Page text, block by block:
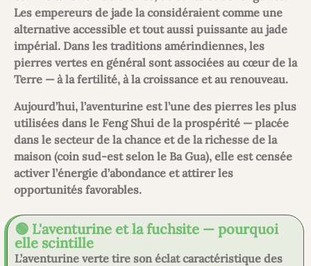
Les empereurs de jade la considéraient comme une
alternative accessible et tout aussi puissante au jade
impérial. Dans les traditions amérindiennes, les
pierres vertes en général sont associées au cœur de la
Terre — à la fertilité, à la croissance et au renouveau.
Aujourd’hui, l’aventurine est l’une des pierres les plus
utilisées dans le Feng Shui de la prospérité — placée
dans le secteur de la chance et de la richesse de la
maison (coin sud-est selon le Ba Gua), elle est censée
activer l’énergie d’abondance et attirer les
opportunités favorables.
🟢 L'aventurine et la fuchsite — pourquoi
elle scintille
L’aventurine verte tire son éclat caractéristique des